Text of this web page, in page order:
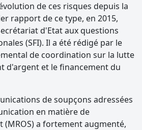
de ces risques depuis la
rapport de ce type, en 2015,
d'Etat aux questions
(SFI). Il a été rédigé par le
de coordination sur la lutte
d'argent et le financement du
de soupçons adressées
en matière de
a fortement augmenté,